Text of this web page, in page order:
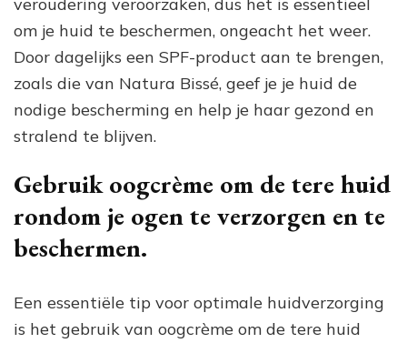
om je huid te beschermen, ongeacht het weer.
Door dagelijks een SPF-product aan te brengen,
zoals die van Natura Bissé, geef je je huid de
nodige bescherming en help je haar gezond en
stralend te blijven.
Gebruik oogcrème om de tere huid
rondom je ogen te verzorgen en te
beschermen.
Een essentiële tip voor optimale huidverzorging
is het gebruik van oogcrème om de tere huid